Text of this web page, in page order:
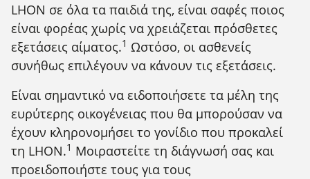
LHON σε όλα τα παιδιά της, είναι σαφές ποιος
είναι φορέας χωρίς να χρειάζεται πρόσθετες
εξετάσεις αίματος.Footnote
1 Ωστόσο, οι ασθενείς
συνήθως επιλέγουν να κάνουν τις εξετάσεις.
Είναι σημαντικό να ειδοποιήσετε τα μέλη της
ευρύτερης οικογένειας που θα μπορούσαν να
έχουν κληρονομήσει το γονίδιο που προκαλεί
τη LHON.Footnote
1 Μοιραστείτε τη διάγνωσή σας και
προειδοποιήστε τους για τους